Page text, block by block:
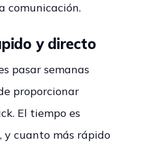
comunicación.
y directo
pasar semanas
proporcionar
El tiempo es
y cuanto más rápido